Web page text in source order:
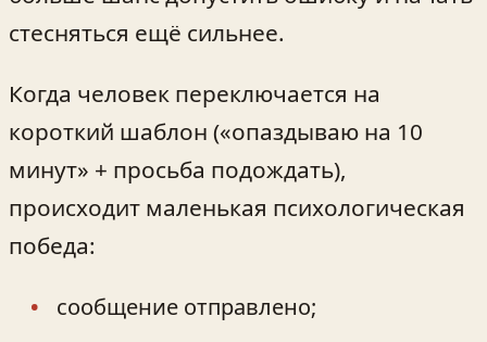
стесняться ещё сильнее.
Когда человек переключается на
короткий шаблон («опаздываю на 10
минут» + просьба подождать),
происходит маленькая психологическая
победа:
сообщение отправлено;